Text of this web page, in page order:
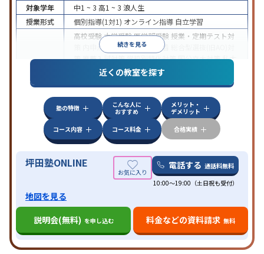
続きを見る
対象学年 中1 ~ 3 高1 ~ 3 浪人生
授業形式
個別指導(1対1) オンライン指導 自立学習
高校受験大学受験医学部受験 授業・定期テスト対
内申点対策学習習慣の定着
策推薦入試対策学校別特化対策国公立大対策私大
共通テスト対策英検(英語検定)対策
その
特徴
中高一貫校生に対応授業の振替可能 不登校生に対
学習にPC・タブレットを利用オンライン対応
科目から受講可能季節講習のみの受講可発達障害
の子どもに対応
近くの教室を探す
塾の特徴
こんな人に
おすすめ
メリット・
デメリット
コース内容
コース料金 合格実績
坪田塾ONLINE 電話する 通話料無料
10:00～19:00（土日祝も受付）
地図を見る
説明会(無料) を申し込む 料金などの資料請求 無料